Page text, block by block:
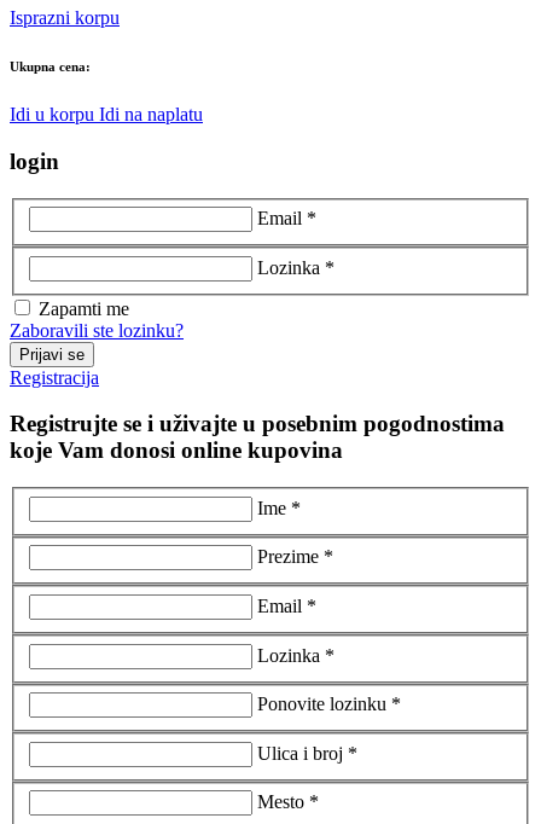
Isprazni korpu
Ukupna cena:
Idi u korpu Idi na naplatu
login
Email *
Lozinka *
Zapamti me
Zaboravili ste lozinku?
Prijavi se
Registracija
Registrujte se i uživajte u posebnim pogodnostima
koje Vam donosi online kupovina
Ime *
Prezime *
Email *
Lozinka *
Ponovite lozinku *
Ulica i broj *
Mesto *